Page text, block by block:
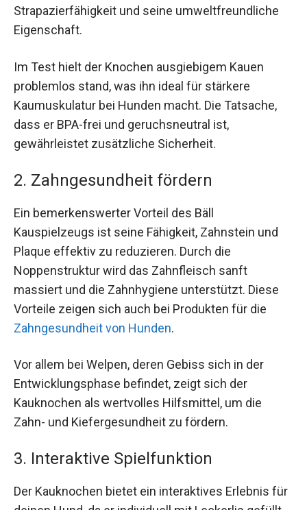
Strapazierfähigkeit und seine umweltfreundliche
Eigenschaft.
Im Test hielt der Knochen ausgiebigem Kauen
problemlos stand, was ihn ideal für stärkere
Kaumuskulatur bei Hunden macht. Die Tatsache,
dass er BPA-frei und geruchsneutral ist,
gewährleistet zusätzliche Sicherheit.
2. Zahngesundheit fördern
Ein bemerkenswerter Vorteil des Bäll
Kauspielzeugs ist seine Fähigkeit, Zahnstein und
Plaque effektiv zu reduzieren. Durch die
Noppenstruktur wird das Zahnfleisch sanft
massiert und die Zahnhygiene unterstützt. Diese
Vorteile zeigen sich auch bei Produkten für die
Zahngesundheit von Hunden.
Vor allem bei Welpen, deren Gebiss sich in der
Entwicklungsphase befindet, zeigt sich der
Kauknochen als wertvolles Hilfsmittel, um die
Zahn- und Kiefergesundheit zu fördern.
3. Interaktive Spielfunktion
Der Kauknochen bietet ein interaktives Erlebnis für